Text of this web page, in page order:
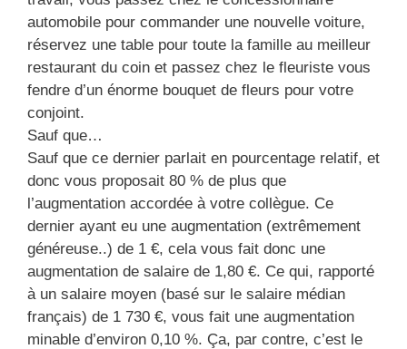
automobile pour commander une nouvelle voiture,
réservez une table pour toute la famille au meilleur
restaurant du coin et passez chez le fleuriste vous
fendre d’un énorme bouquet de fleurs pour votre
conjoint.
Sauf que…
Sauf que ce dernier parlait en pourcentage relatif, et
donc vous proposait 80 % de plus que
l’augmentation accordée à votre collègue. Ce
dernier ayant eu une augmentation (extrêmement
généreuse..) de 1 €, cela vous fait donc une
augmentation de salaire de 1,80 €. Ce qui, rapporté
à un salaire moyen (basé sur le salaire médian
français) de 1 730 €, vous fait une augmentation
minable d’environ 0,10 %. Ça, par contre, c’est le